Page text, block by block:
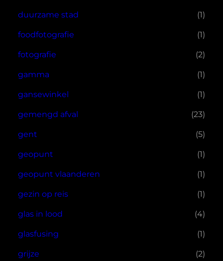
duurzame stad (1)
foodfotografie (1)
fotografie (2)
gamma (1)
gansewinkel (1)
gemengd afval (23)
gent (5)
geopunt (1)
geopunt vlaanderen (1)
gezin op reis (1)
glas in lood (4)
glasfusing (1)
grijze (2)